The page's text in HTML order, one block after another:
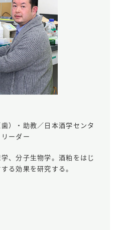
）・助教／日本酒学センタ
ーダー
、分子生物学。酒粕をはじ
る効果を研究する。